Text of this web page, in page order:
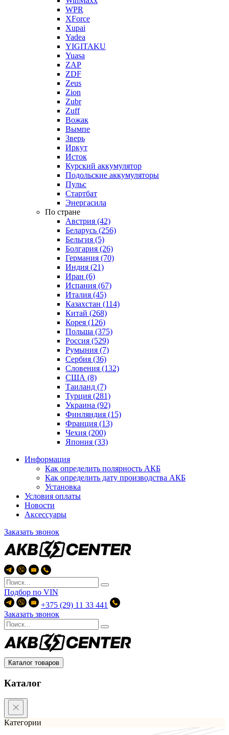
WPR
XForce
Xupai
Yadea
YIGITAKU
Yuasa
ZAP
ZDF
Zeus
Zion
Zubr
Zuff
Вожак
Вымпе
Зверь
Иркут
Исток
Курский аккумулятор
Подольские аккумуляторы
Пульс
Стартбат
Энергасила
По стране
Австрия (42)
Беларусь (256)
Бельгия (5)
Болгария (26)
Германия (70)
Индия (21)
Иран (6)
Испания (67)
Италия (45)
Казахстан (114)
Китай (268)
Корея (126)
Польша (375)
Россия (529)
Румыния (7)
Сербия (36)
Словения (132)
США (8)
Таиланд (7)
Турция (281)
Украина (92)
Финляндия (15)
Франция (13)
Чехия (200)
Япония (33)
Информация
Как определить полярность АКБ
Как определить дату производства АКБ
Установка
Условия оплаты
Новости
Аксессуары
Заказать звонок
Подбор по VIN
+375 (29) 11 33 441
Заказать звонок
Каталог товаров
Каталог
Категории